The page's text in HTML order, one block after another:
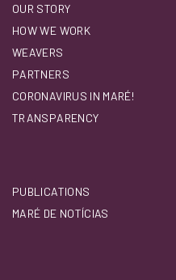
OUR STORY
HOW WE WORK
WEAVERS
PARTNERS
CORONAVIRUS IN MARÉ!
TRANSPARENCY
PUBLICATIONS
MARÉ DE NOTÍCIAS